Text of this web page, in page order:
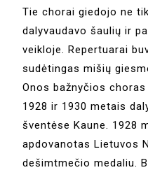
Tie chorai giedojo ne
dalyvaudavo šaulių ir
veikloje. Repertuarai
sudėtingas mišių
Onos bažnyčios
1928 ir 1930 metais
šventėse Kaune. 1928
apdovanotas Lietuvos
dešimtmečio medaliu.